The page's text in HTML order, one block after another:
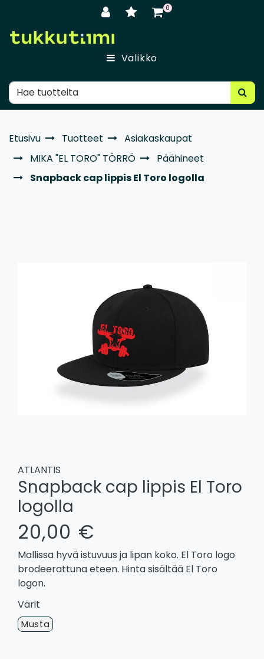
0
Valikko
Etusivu Tuotteet
Asiakaskaupat
MIKA "EL TORO" TÖRRÖ
Päähineet
Snapback cap lippis El Toro logolla
ATLANTIS
Snapback cap lippis El Toro
logolla
20,00 €
Mallissa hyvä istuvuus ja lipan koko. El Toro logo
brodeerattuna eteen. Hinta sisältää El Toro
logon.
Värit
Musta